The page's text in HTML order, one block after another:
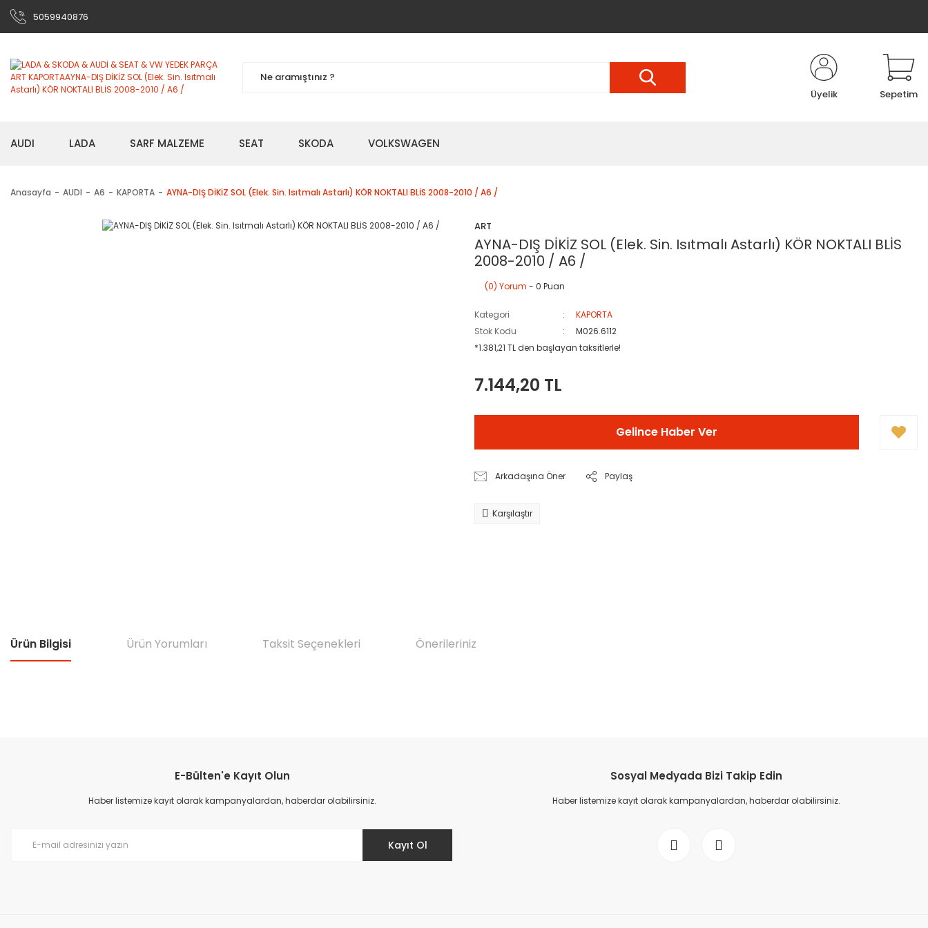
5059940876
Üyelik Sepetim
AUDI LADA SARF MALZEME SEAT SKODA VOLKSWAGEN
Anasayfa AUDI A6 KAPORTA AYNA-DIŞ DİKİZ SOL (Elek. Sin. Isıtmalı Astarlı) KÖR NOKTALI BLİS 2008-2010 / A6 /
ART
AYNA-DIŞ DİKİZ SOL (Elek. Sin. Isıtmalı Astarlı) KÖR NOKTALI BLİS
2008-2010 / A6 /
(0) Yorum - 0 Puan
Kategori
KAPORTA
Stok Kodu
M026.6112
*1.381,21 TL den başlayan taksitlerle!
7.144,20 TL
Gelince Haber Ver
Arkadaşına Öner Paylaş
Karşılaştır
Ürün Bilgisi Ürün Yorumları Taksit Seçenekleri Önerileriniz
Ürün resmi kalitesiz, bozuk veya görüntülenemiyor.
Ürün açıklamasında eksik bilgiler bulunuyor.
E-Bülten'e Kayıt Olun
Haber listemize kayıt olarak kampanyalardan, haberdar olabilirsiniz.
Kayıt Ol
Sosyal Medyada Bizi Takip Edin
Haber listemize kayıt olarak kampanyalardan, haberdar olabilirsiniz.